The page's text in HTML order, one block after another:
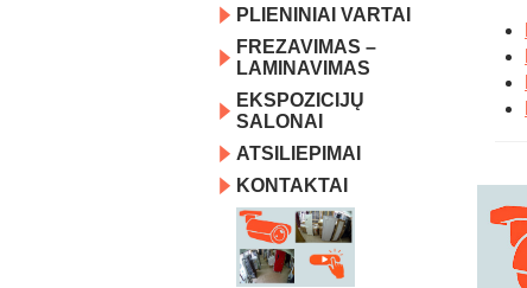
PLIENINIAI VARTAI
FREZAVIMAS –
LAMINAVIMAS
EKSPOZICIJŲ
SALONAI
ATSILIEPIMAI
KONTAKTAI